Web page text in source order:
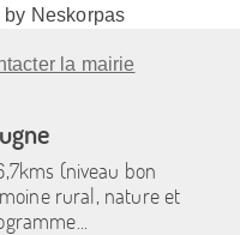
Neskorpas
la mairie
(niveau bon
rural, nature et